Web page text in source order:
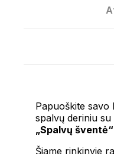
Papuoškite savo
spalvų deriniu
„Spalvų šventė“
Šiame rinkinyje